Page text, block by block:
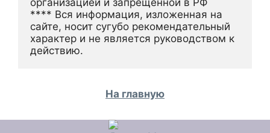
организацией и запрещенной в РФ
**** Вся информация, изложенная на
сайте, носит сугубо рекомендательный
характер и не является руководством к
действию.
На главную